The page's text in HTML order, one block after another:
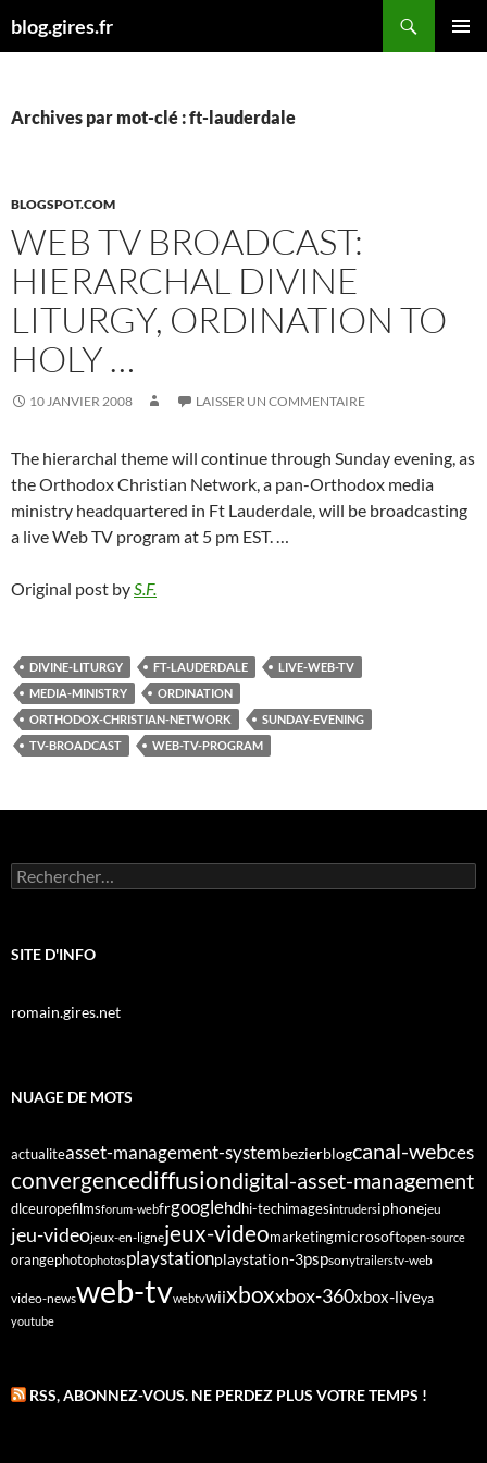
aublog.gires.fr
Archives par mot-clé : ft-lauderdale
BLOGSPOT.COM
WEB TV BROADCAST:
HIERARCHAL DIVINE
LITURGY, ORDINATION TO
HOLY …
10 JANVIER 2008 LAISSER UN COMMENTAIRE
The hierarchal theme will continue through Sunday evening, as
the Orthodox Christian Network, a pan-Orthodox media
ministry headquartered in Ft Lauderdale, will be broadcasting
a live Web TV program at 5 pm EST. …
Original post byS.F.
DIVINE-LITURGY FT-LAUDERDALE
LIVE-WEB-TV
MEDIA-MINISTRY
ORDINATION
ORTHODOX-CHRISTIAN-NETWORK
SUNDAY-EVENING
TV-BROADCAST
WEB-TV-PROGRAM
Rechercher :
SITE D'INFO
romain.gires.net
NUAGE DE MOTS
actualiteasset-management-systembezierblogcanal-webces
convergencediffusiondigital-asset-management
dlceuropefilmsforum-webfrgooglehdhi-techimagesintrudersiphonejeu
jeu-videojeux-en-lignejeux-videomarketingmicrosoftopen-source
orangephotophotosplaystationplaystation-3pspsonytrailerstv-web
video-newsweb-tvwebtvwiixboxxbox-360xbox-liveya
youtube
RSS, ABONNEZ-VOUS. NE PERDEZ PLUS VOTRE TEMPS !